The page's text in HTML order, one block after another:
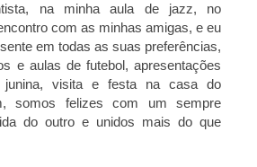
na minha aula de jazz, no
com as minhas amigas, e eu
em todas as suas preferências,
e aulas de futebol, apresentações
junina, visita e festa na casa do
somos felizes com um sempre
do outro e unidos mais do que